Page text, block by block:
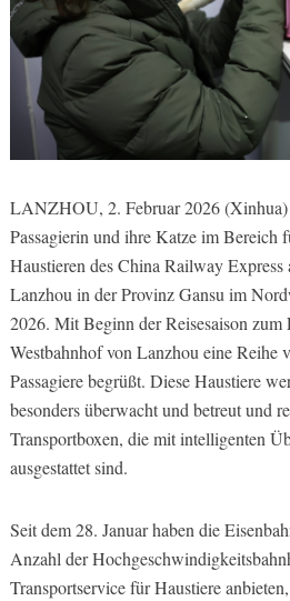
LANZHOU, 2. Februar 2026 (Xinhua)
Passagierin und ihre Katze im Bereich
Haustieren des China Railway Express
Lanzhou in der Provinz Gansu im
2026. Mit Beginn der Reisesaison zum
Westbahnhof von Lanzhou eine Reihe
Passagiere begrüßt. Diese Haustiere
besonders überwacht und betreut und
Transportboxen, die mit intelligenten
ausgestattet sind.
Seit dem 28. Januar haben die
Anzahl der
Transportservice für Haustiere